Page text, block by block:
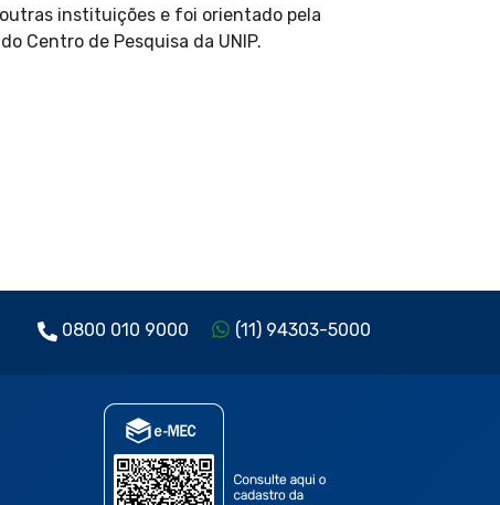
instituições e foi orientado pela
Centro de Pesquisa da UNIP.
0800 010 9000 (11) 94303-5000